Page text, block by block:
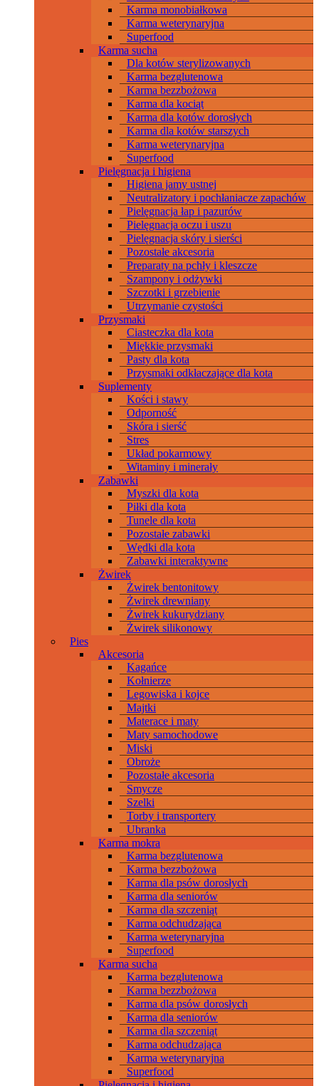
Karma monobiałkowa
Karma weterynaryjna
Superfood
Karma sucha
Dla kotów sterylizowanych
Karma bezglutenowa
Karma bezzbożowa
Karma dla kociąt
Karma dla kotów dorosłych
Karma dla kotów starszych
Karma weterynaryjna
Superfood
Pielęgnacja i higiena
Higiena jamy ustnej
Neutralizatory i pochłaniacze zapachów
Pielęgnacja łap i pazurów
Pielęgnacja oczu i uszu
Pielęgnacja skóry i sierści
Pozostałe akcesoria
Preparaty na pchły i kleszcze
Szampony i odżywki
Szczotki i grzebienie
Utrzymanie czystości
Przysmaki
Ciasteczka dla kota
Miękkie przysmaki
Pasty dla kota
Przysmaki odkłaczające dla kota
Suplementy
Kości i stawy
Odporność
Skóra i sierść
Stres
Układ pokarmowy
Witaminy i minerały
Zabawki
Myszki dla kota
Piłki dla kota
Tunele dla kota
Pozostałe zabawki
Wędki dla kota
Zabawki interaktywne
Żwirek
Żwirek bentonitowy
Żwirek drewniany
Żwirek kukurydziany
Żwirek silikonowy
Pies
Akcesoria
Kagańce
Kołnierze
Legowiska i kojce
Majtki
Materace i maty
Maty samochodowe
Miski
Obroże
Pozostałe akcesoria
Smycze
Szelki
Torby i transportery
Ubranka
Karma mokra
Karma bezglutenowa
Karma bezzbożowa
Karma dla psów dorosłych
Karma dla seniorów
Karma dla szczeniąt
Karma odchudzająca
Karma weterynaryjna
Superfood
Karma sucha
Karma bezglutenowa
Karma bezzbożowa
Karma dla psów dorosłych
Karma dla seniorów
Karma dla szczeniąt
Karma odchudzająca
Karma weterynaryjna
Superfood